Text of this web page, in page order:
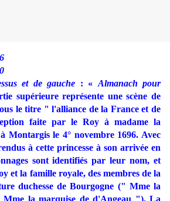
et de gauche : « Almanach pour
supérieure représente une scène de
le titre " l'alliance de la France et de
faite par le Roy à madame la
Montargis le 4° novembre 1696. Avec
à cette princesse à son arrivée en
sont identifiés par leur nom, et
et la famille royale, des membres de la
duchesse de Bourgogne (" Mme la